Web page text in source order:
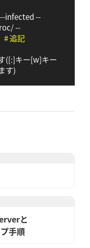
infected --
--
# 追記
([:]キー[w]キー
す)
と
手順